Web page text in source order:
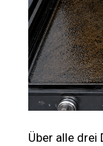
Über alle drei